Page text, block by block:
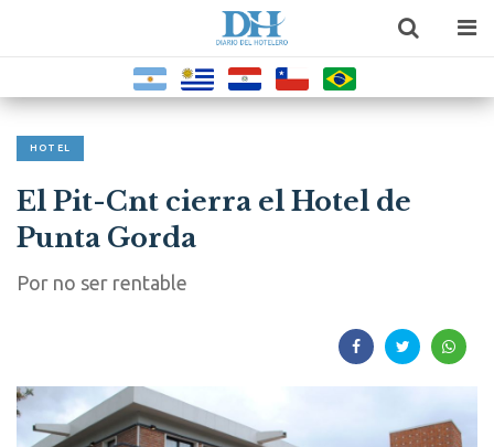
HOTEL
El Pit-Cnt cierra el Hotel de
Punta Gorda
Por no ser rentable